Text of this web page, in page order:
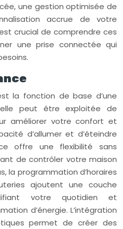
une gestion optimisée de
accrue de votre
crucial de comprendre ces
une prise connectée qui
la fonction de base d’une
peut être exploitée de
améliorer votre confort et
d’allumer et d’éteindre
offre une flexibilité sans
de contrôler votre maison
la programmation d’horaires
ajoutent une couche
votre quotidien et
d’énergie. L’intégration
permet de créer des